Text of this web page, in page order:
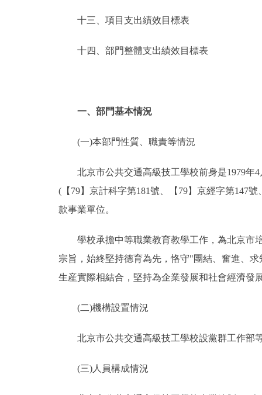
十三、項目支出績效目標表
十四、部門整體支出績效目標表
一、部門基本情況
(一)本部門性質、職責等情況
北京市公共交通高級技工學校前身是1979年4
(【79】京計科字第181號、【79】京經字第147
款事業單位。
學校承擔中等職業教育教學工作，為北京市培
宗旨，始終堅持德育為先，恪守"團結、奮進、
生産實際相結合，堅持為企業發展和社會經濟發
(二)機構設置情況
北京市公共交通高級技工學校設黨群工作部
(三)人員構成情況